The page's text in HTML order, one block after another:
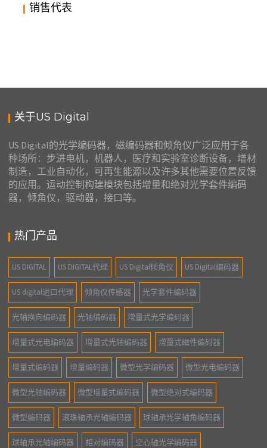
销售代表
关于US Digital
US Digital的光学编码器，磁编码器和倾角仪广泛应用于各
种场所：步进电机，机器人，医疗和实验室诊断设备，增材
制造，工业自动化，可再生能源以及许多其他需要位置反馈
的应用。运动控制构建模块包括增量和绝对光学套件编码
器，倾角仪，驱动器，接口等。
热门产品
US DIGITAL US DIGITAL代理 US Digital倾角仪 US Digital编码器
US digital进口代理 倾角仪传感器 光学套件编码器
光轴换向编码器 光轴编码器 增量式光学编码器
增量式光电编码器 增量式光轴编码器 增量式磁性编码器
增量式编码器 增量编码器 微型光学编码器 微型光电编码器
微型光轴编码器 微型增量式编码器 微型绝对式编码器
微型编码器 滚珠轴承光轴编码器 球轴承光学轴角编码器
球轴承光轴编码器 相对编码器 空心轴光学编码器